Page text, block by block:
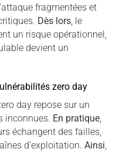
fragmentées et
Dès lors , le
un risque opérationnel,
devient un
zero day
day repose sur un
inconnues. En pratique,
échangent des failles,
d’exploitation. Ainsi,